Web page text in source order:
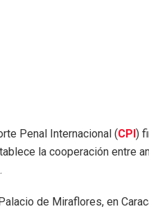
Penal Internacional (CPI)
la cooperación entre
de Miraflores, en